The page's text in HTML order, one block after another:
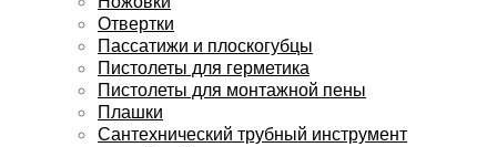
Отвертки
Пассатижи и плоскогубцы
Пистолеты для герметика
Пистолеты для монтажной пены
Плашки
Сантехнический трубный инструмент